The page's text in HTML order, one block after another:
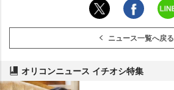
ニュース一覧へ戻る
オリコンニュース イチオシ特集